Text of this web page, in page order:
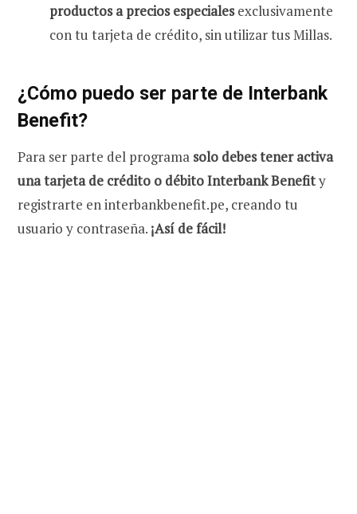
productos a precios especialesexclusivamente
con tu tarjeta de crédito, sin utilizar tus Millas.
¿Cómo puedo ser parte de Interbank
Benefit?
Para ser parte del programa solo debes tener activa
una tarjeta de crédito o débito Interbank Benefity
registrarte en interbankbenefit.pe, creando tu
usuario y contraseña. ¡Así de fácil!